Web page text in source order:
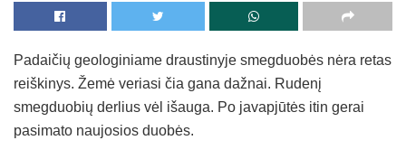
Padaičių geologiniame draustinyje smegduobės nėra retas
reiškinys. Žemė veriasi čia gana dažnai. Rudenį
smegduobių derlius vėl išauga. Po javapjūtės itin gerai
pasimato naujosios duobės.